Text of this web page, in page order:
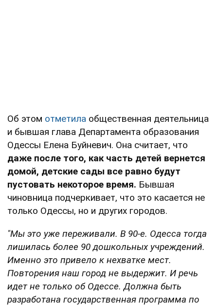
Об этом отметила общественная деятельница
и бывшая глава Департамента образования
Одессы Елена Буйневич. Она считает, что
даже после того, как часть детей вернется
домой, детские сады все равно будут
пустовать некоторое время. Бывшая
чиновница подчеркивает, что это касается не
только Одессы, но и других городов.
"Мы это уже переживали. В 90-е. Одесса тогда
лишилась более 90 дошкольных учреждений.
Именно это привело к нехватке мест.
Повторения наш город не выдержит. И речь
идет не только об Одессе. Должна быть
разработана государственная программа по